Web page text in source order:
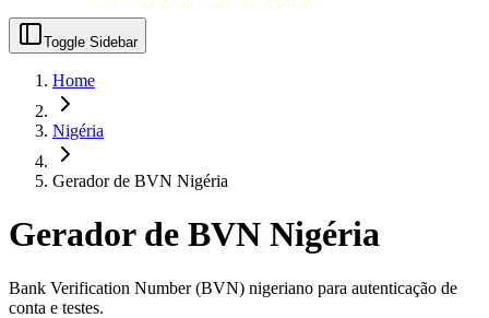
Toggle Sidebar
Home
Nigéria
Gerador de BVN Nigéria
Gerador de BVN Nigéria
Bank Verification Number (BVN) nigeriano para autenticação de
conta e testes.